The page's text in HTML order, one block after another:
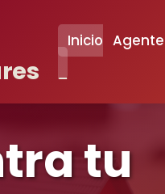
Inicio
tu